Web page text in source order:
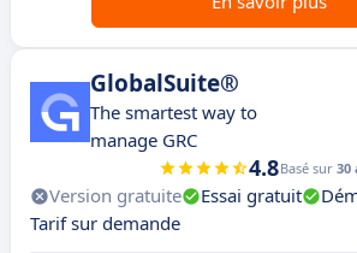
GlobalSuite®
The smartest way to
manage GRC
4.8Basé sur 30
Version gratuite Essai gratuit
Tarif sur demande